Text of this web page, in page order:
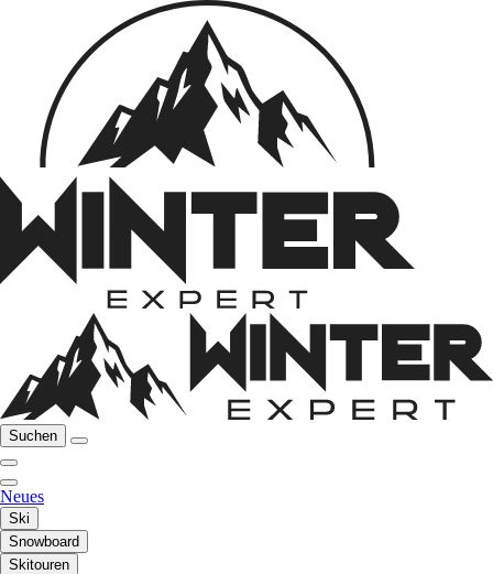
Suchen
Neues
Ski
Snowboard
Skitouren